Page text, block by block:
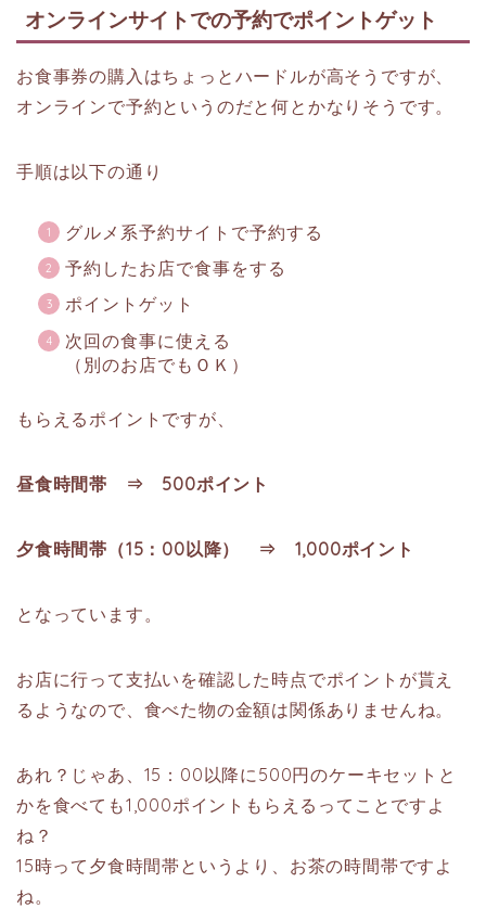
オンラインサイトでの予約でポイントゲット
お食事券の購入はちょっとハードルが高そうですが、
オンラインで予約というのだと何とかなりそうです。
手順は以下の通り
グルメ系予約サイトで予約する
予約したお店で食事をする
ポイントゲット
次回の食事に使える
（別のお店でもＯＫ）
もらえるポイントですが、
昼食時間帯 ⇒ 500ポイント
夕食時間帯（15：00以降） ⇒ 1,000ポイント
となっています。
お店に行って支払いを確認した時点でポイントが貰え
るようなので、食べた物の金額は関係ありませんね。
あれ？じゃあ、15：00以降に500円のケーキセットと
かを食べても1,000ポイントもらえるってことですよ
ね？
15時って夕食時間帯というより、お茶の時間帯ですよ
ね。